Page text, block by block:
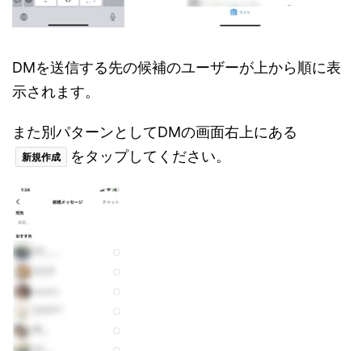
DMを送信する先の候補のユーザーが上から順に表
示されます。
また別パターンとしてDMの画面右上にある
新規作成 をタップしてください。